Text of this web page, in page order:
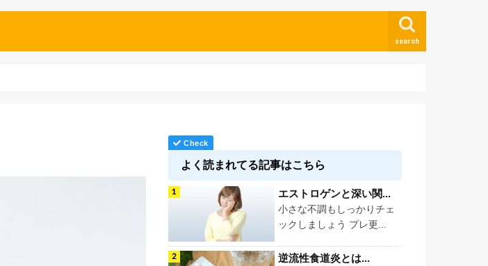
search
よく読まれてる記事はこちら
エストロゲンと深い関...
小さな不調もしっかりチェ
ックしましょう プレ更...
逆流性食道炎とは...